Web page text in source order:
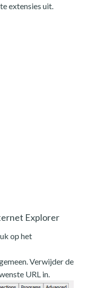
extensies uit.
Explorer
op het
Verwijder de
URL in.